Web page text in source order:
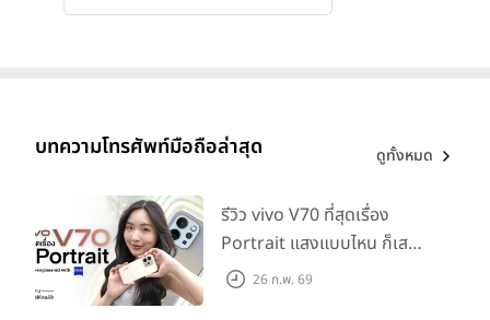
บทความโทรศัพท์มือถือล่าสุด ดูทั้งหมด
รีวิว vivo V70 ที่สุดเรื่อง
Portrait แสงแบบไหน ก็เส
กช็อตให้สวยได้!
26 ก.พ. 69